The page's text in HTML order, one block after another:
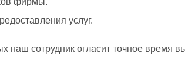
услуг.
наш сотрудник огласит точное время